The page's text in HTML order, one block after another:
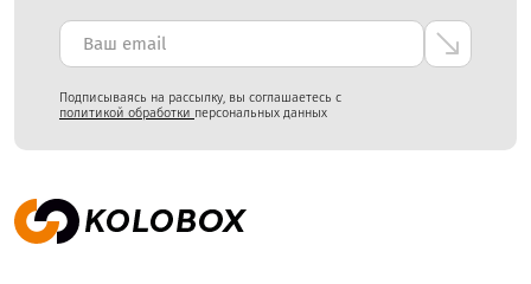
Подписываясь на рассылку, вы соглашаетесь с
политикой обработки персональных данных